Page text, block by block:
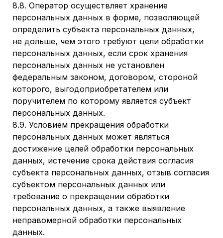
8.8. Оператор осуществляет хранение
персональных данных в форме, позволяющей
определить субъекта персональных данных,
не дольше, чем этого требуют цели обработки
персональных данных, если срок хранения
персональных данных не установлен
федеральным законом, договором, стороной
которого, выгодоприобретателем или
поручителем по которому является субъект
персональных данных.
8.9. Условием прекращения обработки
персональных данных может являться
достижение целей обработки персональных
данных, истечение срока действия согласия
субъекта персональных данных, отзыв согласия
субъектом персональных данных или
требование о прекращении обработки
персональных данных, а также выявление
неправомерной обработки персональных
данных.